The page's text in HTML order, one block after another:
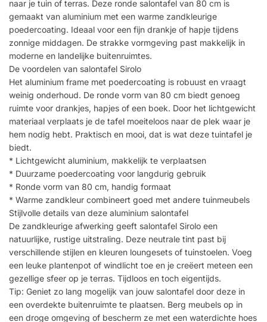
naar je tuin of terras. Deze ronde salontafel van 80 cm is
gemaakt van aluminium met een warme zandkleurige
poedercoating. Ideaal voor een fijn drankje of hapje tijdens
zonnige middagen. De strakke vormgeving past makkelijk in
moderne en landelijke buitenruimtes.
De voordelen van salontafel Sirolo
Het aluminium frame met poedercoating is robuust en vraagt
weinig onderhoud. De ronde vorm van 80 cm biedt genoeg
ruimte voor drankjes, hapjes of een boek. Door het lichtgewicht
materiaal verplaats je de tafel moeiteloos naar de plek waar je
hem nodig hebt. Praktisch en mooi, dat is wat deze tuintafel je
biedt.
* Lichtgewicht aluminium, makkelijk te verplaatsen
* Duurzame poedercoating voor langdurig gebruik
* Ronde vorm van 80 cm, handig formaat
* Warme zandkleur combineert goed met andere tuinmeubels
Stijlvolle details van deze aluminium salontafel
De zandkleurige afwerking geeft salontafel Sirolo een
natuurlijke, rustige uitstraling. Deze neutrale tint past bij
verschillende stijlen en kleuren loungesets of tuinstoelen. Voeg
een leuke plantenpot of windlicht toe en je creëert meteen een
gezellige sfeer op je terras. Tijdloos en toch eigentijds.
Tip: Geniet zo lang mogelijk van jouw salontafel door deze in
een overdekte buitenruimte te plaatsen. Berg meubels op in
een droge omgeving of bescherm ze met een waterdichte hoes